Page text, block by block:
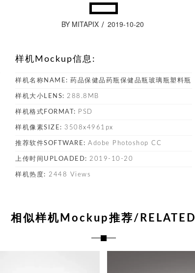
BY MITAPIX 2019-10-20
样机Mockup信息:
样机名称NAME: 药品保健品药瓶保健品瓶玻璃瓶塑料瓶
样机大小LENS: 288.8MB
样机格式FORMAT: PSD
样机像素SIZE: 3508x4961px
推荐软件SOFTWARE: Adobe Photoshop CC
上传时间UPLOADED: 2019-10-20
样机热度: 2448 Views
相似样机Mockup推荐/RELATED